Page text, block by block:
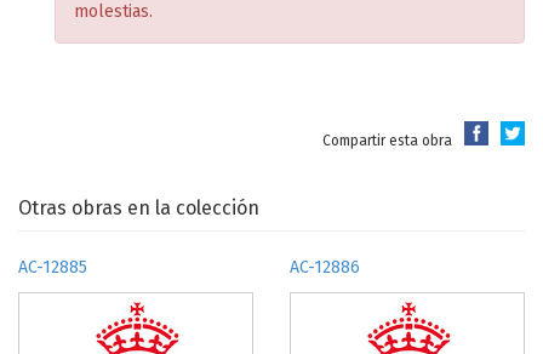
molestias.
Compartir esta obra
Otras obras en la colección
AC-12885 AC-12886